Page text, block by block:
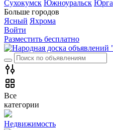
Сухокумск Южноуральск Юрга
Больше городов
Ясный Яхрома
Войти
Разместить бесплатно
Все
категории
Недвижимость